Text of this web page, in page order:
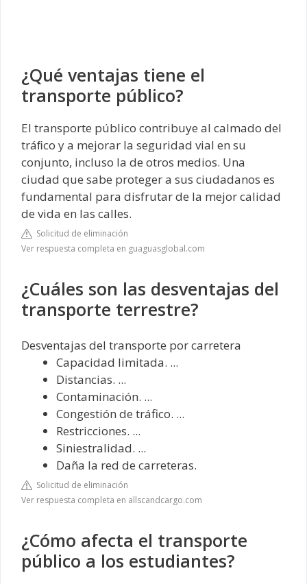
¿Qué ventajas tiene el
transporte público?
El transporte público contribuye al calmado del
tráﬁco y a mejorar la seguridad vial en su
conjunto, incluso la de otros medios. Una
ciudad que sabe proteger a sus ciudadanos es
fundamental para disfrutar de la mejor calidad
de vida en las calles.
Solicitud de eliminación
Ver respuesta completa en guaguasglobal.com
¿Cuáles son las desventajas del
transporte terrestre?
Desventajas del transporte por carretera
Capacidad limitada. ...
Distancias. ...
Contaminación. ...
Congestión de tráfico. ...
Restricciones. ...
Siniestralidad. ...
Daña la red de carreteras.
Solicitud de eliminación
Ver respuesta completa en allscandcargo.com
¿Cómo afecta el transporte
público a los estudiantes?